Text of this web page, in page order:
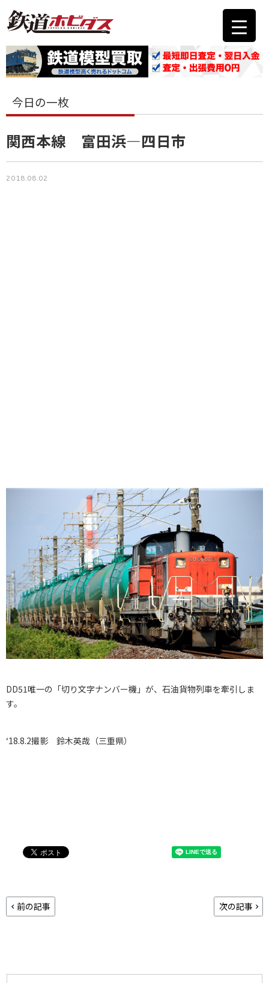
今日の一枚
関西本線 富田浜―四日市
2018.08.02
DD51唯一の「切り文字ナンバー機」が、石油貨物列車を牽引しま
す。
‘18.8.2撮影 鈴木英哉（三重県）
前の記事 次の記事